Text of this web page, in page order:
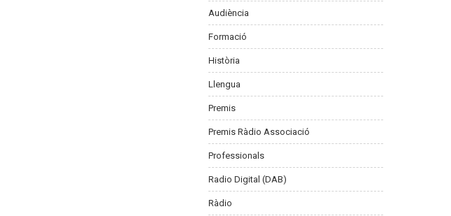
Audiència
Formació
Història
Llengua
Premis
Premis Ràdio Associació
Professionals
Radio Digital (DAB)
Ràdio